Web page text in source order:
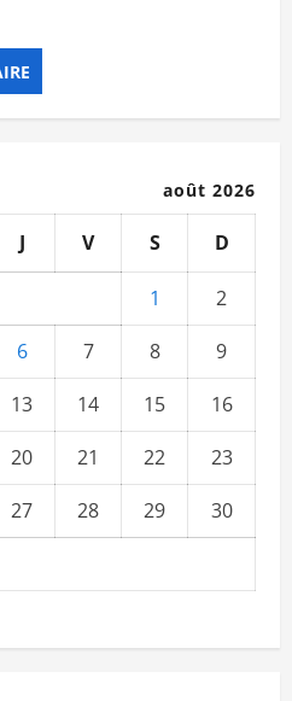
août 2026
J V S D
1
2
6 7 8
9
13 14 15
16
20 21 22
23
27 28 29
30